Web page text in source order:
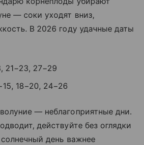
— соки уходят вниз,
В 2026 году удачные даты
21−23, 27−29
18−20, 24−26
— неблагоприятные дни.
действуйте без оглядки
день важнее